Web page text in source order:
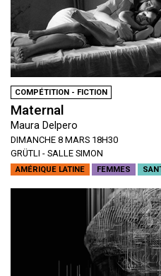
COMPÉTITION - FICTION
Maternal
Maura Delpero
DIMANCHE 8 MARS 18H30
GRÜTLI - SALLE SIMON
AMÉRIQUE LATINE FEMMES